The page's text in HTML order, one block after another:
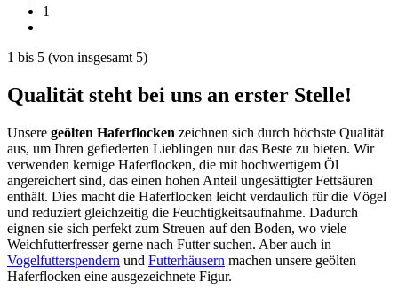
1
1 bis 5 (von insgesamt 5)
Qualität steht bei uns an erster Stelle!
Unsere geölten Haferflocken zeichnen sich durch höchste Qualität
aus, um Ihren gefiederten Lieblingen nur das Beste zu bieten. Wir
verwenden kernige Haferflocken, die mit hochwertigem Öl
angereichert sind, das einen hohen Anteil ungesättigter Fettsäuren
enthält. Dies macht die Haferflocken leicht verdaulich für die Vögel
und reduziert gleichzeitig die Feuchtigkeitsaufnahme. Dadurch
eignen sie sich perfekt zum Streuen auf den Boden, wo viele
Weichfutterfresser gerne nach Futter suchen. Aber auch in
Vogelfutterspendern und Futterhäusern machen unsere geölten
Haferflocken eine ausgezeichnete Figur.